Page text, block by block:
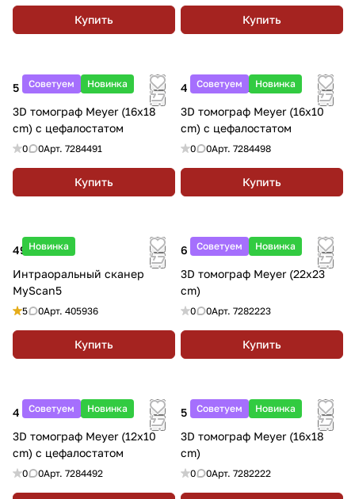
Купить Купить
Советуем Новинка
5 430 356.03 ₽
3D томограф Meyer (16x18
cm) с цефалостатом
0 0Арт. 7284491
Купить
Советуем Новинка
4 240 695.32 ₽
3D томограф Meyer (16x10
cm) с цефалостатом
0 0Арт. 7284498
Купить
Новинка
490 000 ₽
Интраоральный сканер
MyScan5
5 0Арт. 405936
Купить
Советуем Новинка
6 458 158.14 ₽
3D томограф Meyer (22х23
cm)
0 0Арт. 7282223
Купить
Советуем Новинка
4 082 883.19 ₽
3D томограф Meyer (12x10
cm) с цефалостатом
0 0Арт. 7284492
Советуем Новинка
5 025 709.53 ₽
3D томограф Meyer (16х18
cm)
0 0Арт. 7282222